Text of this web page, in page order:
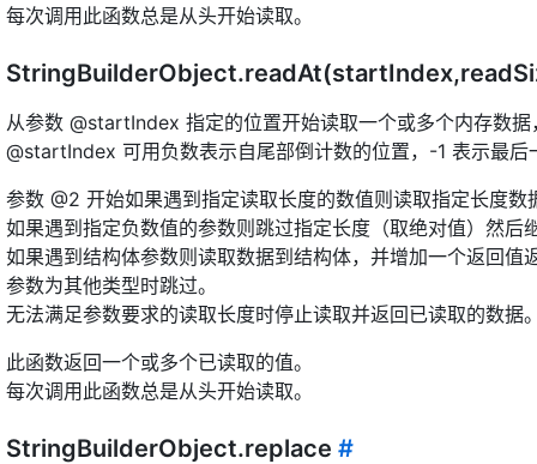
每次调用此函数总是从头开始读取。
从参数 @startIndex 指定的位置开始读取一个或多个内存数
@startIndex 可用负数表示自尾部倒计数的位置，-1 表示最后
参数 @2 开始如果遇到指定读取长度的数值则读取指定长度
如果遇到指定负数值的参数则跳过指定长度（取绝对值）然后
如果遇到结构体参数则读取数据到结构体，并增加一个返回值
参数为其他类型时跳过。
无法满足参数要求的读取长度时停止读取并返回已读取的数据
此函数返回一个或多个已读取的值。
每次调用此函数总是从头开始读取。
StringBuilderObject.replace #